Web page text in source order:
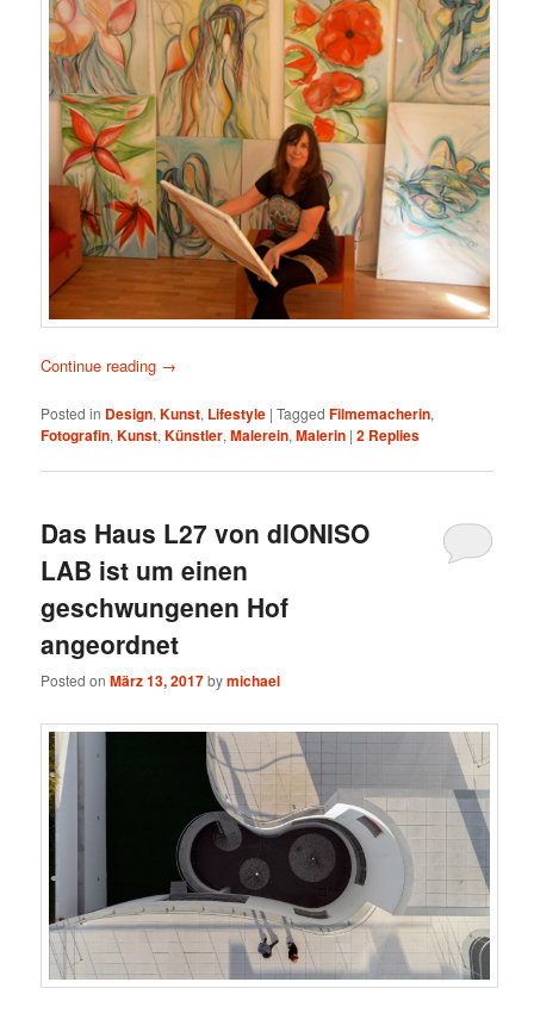
Continue reading →
Posted in Design,Kunst, Lifestyle |Tagged Filmemacherin,
Fotografin,Kunst,Künstler,Malerein,Malerin |2 Replies
Das Haus L27 von dIONISO
LAB ist um einen
geschwungenen Hof
angeordnet
Posted onMärz 13, 2017bymichael